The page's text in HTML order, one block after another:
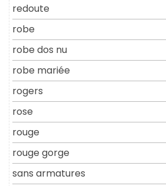
redoute
robe
robe dos nu
robe mariée
rogers
rose
rouge
rouge gorge
sans armatures